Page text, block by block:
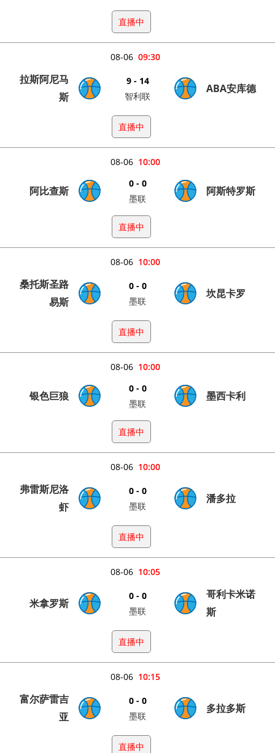
直播中
09:30
08-06
拉斯阿尼马
斯
9 - 14
智利联
ABA安库德
直播中
10:00
08-06
阿比查斯
0 - 0
墨联
阿斯特罗斯
直播中
10:00
08-06
桑托斯圣路
易斯
0 - 0
墨联
坎昆卡罗
直播中
10:00
08-06
银色巨狼
0 - 0
墨联
墨西卡利
直播中
10:00
08-06
弗雷斯尼洛
虾
0 - 0
墨联
潘多拉
直播中
10:05
08-06
米拿罗斯
0 - 0
墨联
哥利卡米诺
斯
直播中
10:15
08-06
富尔萨雷吉
亚
0 - 0
墨联
多拉多斯
直播中